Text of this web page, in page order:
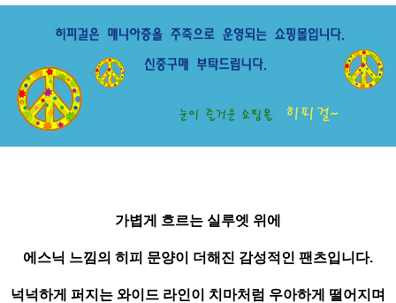
가볍게 흐르는 실루엣 위에
에스닉 느낌의 히피 문양이 더해진 감성적인 팬츠입니다.
넉넉하게 퍼지는 와이드 라인이 치마처럼 우아하게 떨어지며